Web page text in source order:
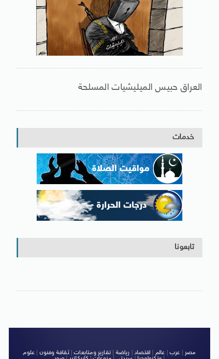
العراق حبيس الميليشيات المسلحة
خدمات
تابعونا
مصر عرب عالم اقتصاد رياضة |تقارير ومتابعات|ثقافة وفنون
علوم